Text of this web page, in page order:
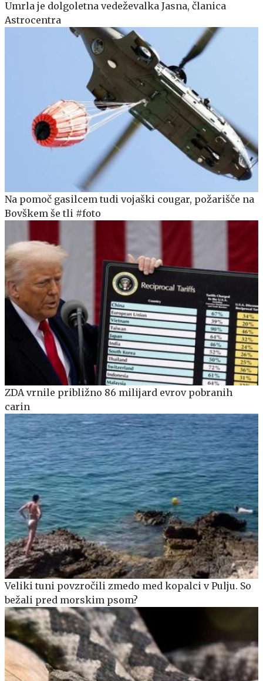
Umrla je dolgoletna vedeževalka Jasna, članica
Astrocentra
Na pomoč gasilcem tudi vojaški cougar, požarišče na
Bovškem še tli #foto
ZDA vrnile približno 86 milijard evrov pobranih
carin
Veliki tuni povzročili zmedo med kopalci v Pulju. So
bežali pred morskim psom?